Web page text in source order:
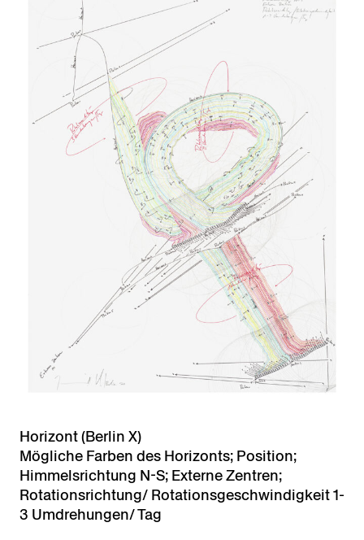
Horizont (Berlin X)
Mögliche Farben des Horizonts; Position;
Himmelsrichtung N-S; Externe Zentren;
Rotationsrichtung/ Rotationsgeschwindigkeit 1-
3 Umdrehungen/ Tag